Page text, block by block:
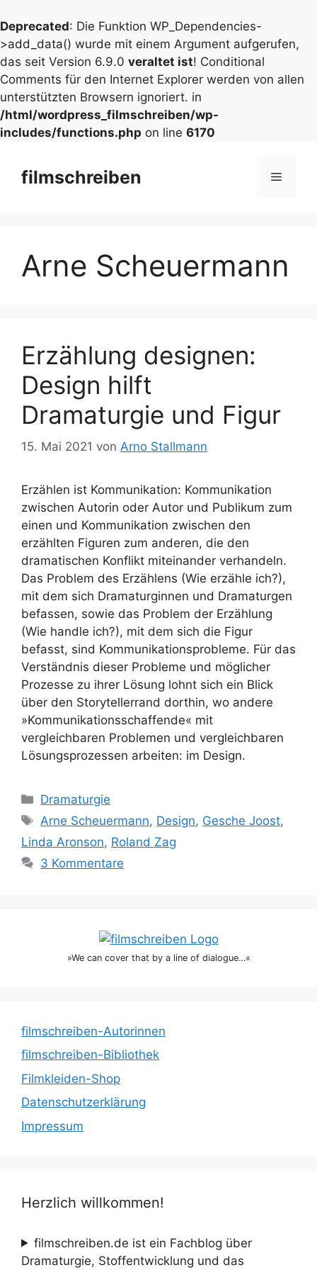
Deprecated: Die Funktion WP_Dependencies-
>add_data() wurde mit einem Argument aufgerufen,
das seit Version 6.9.0 veraltet ist! Conditional
Comments für den Internet Explorer werden von allen
unterstützten Browsern ignoriert. in
/html/wordpress_filmschreiben/wp-
includes/functions.php on line 6170
Inhalt
springen
filmschreiben Menü
Arne Scheuermann
Erzählung designen:
Design hilft
Dramaturgie und Figur
15. Mai 2021 von Arno Stallmann
Erzählen ist Kommunikation: Kommunikation
zwischen Autorin oder Autor und Publikum zum
einen und Kommunikation zwischen den
erzählten Figuren zum anderen, die den
dramatischen Konflikt miteinander verhandeln.
Das Problem des Erzählens (Wie erzähle ich?),
mit dem sich Dramaturginnen und Dramaturgen
befassen, sowie das Problem der Erzählung
(Wie handle ich?), mit dem sich die Figur
befasst, sind Kommunikationsprobleme. Für das
Verständnis dieser Probleme und möglicher
Prozesse zu ihrer Lösung lohnt sich ein Blick
über den Storytellerrand dorthin, wo andere
»Kommunikationsschaffende« mit
vergleichbaren Problemen und vergleichbaren
Lösungsprozessen arbeiten: im Design.
Kategorien
Dramaturgie
Schlagwörter
Arne Scheuermann, Design, Gesche Joost,
Linda Aronson, Roland Zag
3 Kommentare
»We can cover that by a line of dialogue…«
filmschreiben-Autorinnen
filmschreiben-Bibliothek
Filmkleiden-Shop
Datenschutzerklärung
Impressum
Herzlich willkommen!
filmschreiben.de ist ein Fachblog über
Dramaturgie, Stoffentwicklung und das